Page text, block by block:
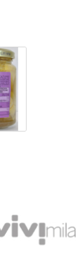
a fare
a fare spesa
l'imballaggio. Se
ampliare la scelta.